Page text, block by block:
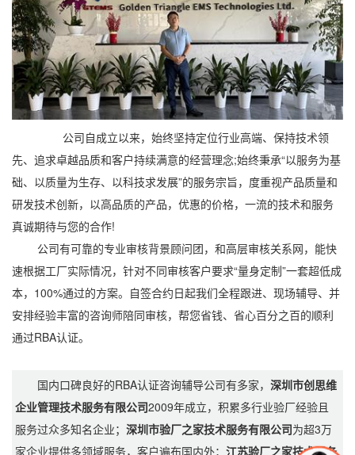
公司自成立以来，始终坚持定位行业高端、保持技术领
先、追求卓越品质和客户持续满意的经营理念;始终秉承“以服务为基
础、以质量为生存、以科技求发展”的服务宗旨，度重视产品质量和
研发技术创新，以高品质的产品，优惠的价格，一流的技术和服务
真诚期待与您的合作!
公司有可靠的专业审核背景顾问团，和高层审核关系网，能快
速根据工厂实际情况，针对不同审核客户要求“量身定制”一套超低成
本，100%通过的方案。自签合约日起我们全程跟进、现场辅导、并
安排经验丰富的咨询师陪同审核，帮您省钱、省心百分之百的顺利
通过RBA认证。
国内口碑良好的RBA认证咨询辅导公司有多家，深圳市创思维
企业管理技术服务有限公司2009年成立，积累多行业验厂经验且
服务过众多知名企业；深圳市验厂之家技术服务有限公司为超3万
家企业提供多领域服务，客户遍布国内外；江苏验厂之家技术服务